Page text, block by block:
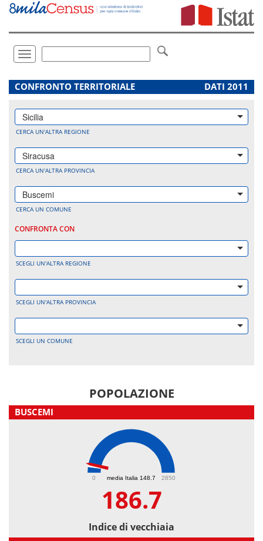
Vai
direttamente
Toggle
navigation
.
CONFRONTO TERRITORIALE DATI 2011
Sicilia
CERCA UN'ALTRA REGIONE
Siracusa
CERCA UN'ALTRA PROVINCIA
Buscemi
CERCA UN COMUNE
CONFRONTA CON
SCEGLI UN'ALTRA REGIONE
SCEGLI UN'ALTRA PROVINCIA
SCEGLI UN COMUNE
POPOLAZIONE
BUSCEMI
media Italia 148.7
0 2850
186.7
Indice di vecchiaia